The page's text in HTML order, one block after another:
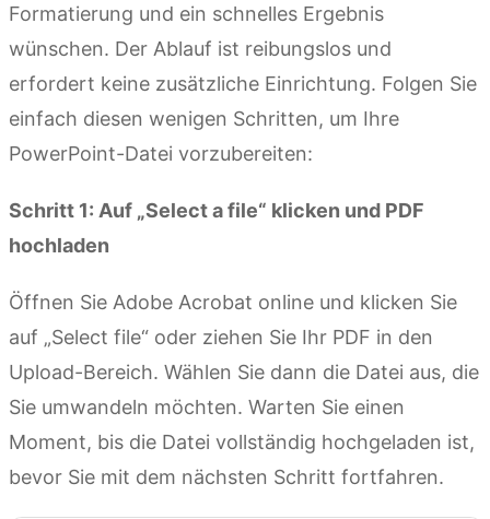
Formatierung und ein schnelles Ergebnis
wünschen. Der Ablauf ist reibungslos und
erfordert keine zusätzliche Einrichtung. Folgen Sie
einfach diesen wenigen Schritten, um Ihre
PowerPoint-Datei vorzubereiten:
Schritt 1: Auf „Select a file“ klicken und PDF
hochladen
Öffnen Sie Adobe Acrobat online und klicken Sie
auf „Select file“ oder ziehen Sie Ihr PDF in den
Upload-Bereich. Wählen Sie dann die Datei aus, die
Sie umwandeln möchten. Warten Sie einen
Moment, bis die Datei vollständig hochgeladen ist,
bevor Sie mit dem nächsten Schritt fortfahren.